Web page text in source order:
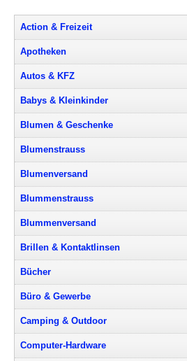
Action & Freizeit
Apotheken
Autos & KFZ
Babys & Kleinkinder
Blumen & Geschenke
Blumenstrauss
Blumenversand
Blummenstrauss
Blummenversand
Brillen & Kontaktlinsen
Bücher
Büro & Gewerbe
Camping & Outdoor
Computer-Hardware